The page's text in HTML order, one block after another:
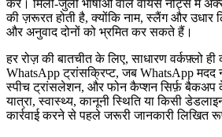
करें। मिली-जुली भाषाओं वाले वॉयस नोट्स में
की ज़रूरत होती है, क्योंकि नाम, स्लैंग और उधार
और अनुवाद दोनों को भ्रमित कर सकते हैं।
हर रोज़ की बातचीत के लिए, साधारण वर्कफ़्लो
WhatsApp ट्रांसक्रिप्ट, जब WhatsApp
स्पीच ट्रांसलेशन, और फोन कैप्शन सिर्फ़
यात्रा, स्वास्थ्य, कानूनी स्थिति या किसी
कार्रवाई करने से पहले जरूरी जानकारी लिखित